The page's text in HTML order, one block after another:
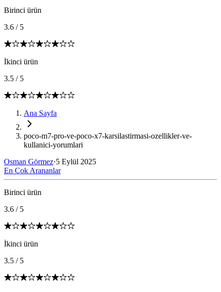
Birinci ürün
3.6 / 5
İkinci ürün
3.5 / 5
Ana Sayfa
poco-m7-pro-ve-poco-x7-karsilastirmasi-ozellikler-ve-
kullanici-yorumlari
Osman Görmez·5 Eylül 2025
En Çok Arananlar
Birinci ürün
3.6 / 5
İkinci ürün
3.5 / 5